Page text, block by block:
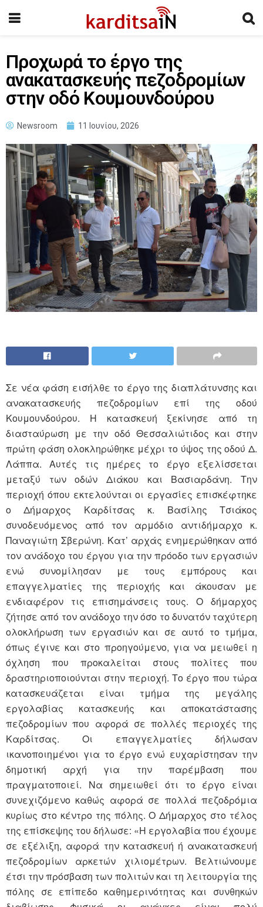
Προχωρά το έργο της
ανακατασκευής πεζοδρομίων
στην οδό Κουμουνδούρου
Newsroom 11 Ιουνίου, 2026
Σε νέα φάση εισήλθε το έργο της διαπλάτυνσης και
ανακατασκευής πεζοδρομίων επί της οδού
Κουμουνδούρου. Η κατασκευή ξεκίνησε από τη
διασταύρωση με την οδό Θεσσαλιώτιδος και στην
πρώτη φάση ολοκληρώθηκε μέχρι το ύψος της οδού Δ.
Λάππα. Αυτές τις ημέρες το έργο εξελίσσεται
μεταξύ των οδών Διάκου και Βασιαρδάνη. Την
περιοχή όπου εκτελούνται οι εργασίες επισκέφτηκε
ο Δήμαρχος Καρδίτσας κ. Βασίλης Τσιάκος
συνοδευόμενος από τον αρμόδιο αντιδήμαρχο κ.
Παναγιώτη Σβερώνη. Κατ’ αρχάς ενημερώθηκαν από
τον ανάδοχο του έργου για την πρόοδο των εργασιών
ενώ συνομίλησαν με τους εμπόρους και
επαγγελματίες της περιοχής και άκουσαν με
ενδιαφέρον τις επισημάνσεις τους. Ο δήμαρχος
ζήτησε από τον ανάδοχο την όσο το δυνατόν ταχύτερη
ολοκλήρωση των εργασιών και σε αυτό το τμήμα,
όπως έγινε και στο προηγούμενο, για να μειωθεί η
όχληση που προκαλείται στους πολίτες που
δραστηριοποιούνται στην περιοχή. Το έργο που τώρα
κατασκευάζεται είναι τμήμα της μεγάλης
εργολαβίας κατασκευής και αποκατάστασης
πεζοδρομίων που αφορά σε πολλές περιοχές της
Καρδίτσας. Οι επαγγελματίες δήλωσαν
ικανοποιημένοι για το έργο ενώ ευχαρίστησαν την
δημοτική αρχή για την παρέμβαση που
πραγματοποιεί. Να σημειωθεί ότι το έργο είναι
συνεχιζόμενο καθώς αφορά σε πολλά πεζοδρόμια
κυρίως στο κέντρο της πόλης. Ο Δήμαρχος στο τέλος
της επίσκεψης του δήλωσε: «Η εργολαβία που έχουμε
σε εξέλιξη, αφορά την κατασκευή ή ανακατασκευή
πεζοδρομίων αρκετών χιλιομέτρων. Βελτιώνουμε
έτσι την πρόσβαση των πολιτών και τη λειτουργία της
πόλης σε επίπεδο καθημερινότητας και συνθηκών